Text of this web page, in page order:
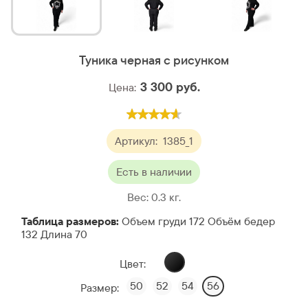
Туника черная с рисунком
Артикул: 1385_1
Есть в наличии
Вес:0.3 кг.
Цена: 3 300 руб.
Таблица размеров: Объем груди 172 Объём бедер
132 Длина 70
Цвет:
Размер:
50 52 54 56